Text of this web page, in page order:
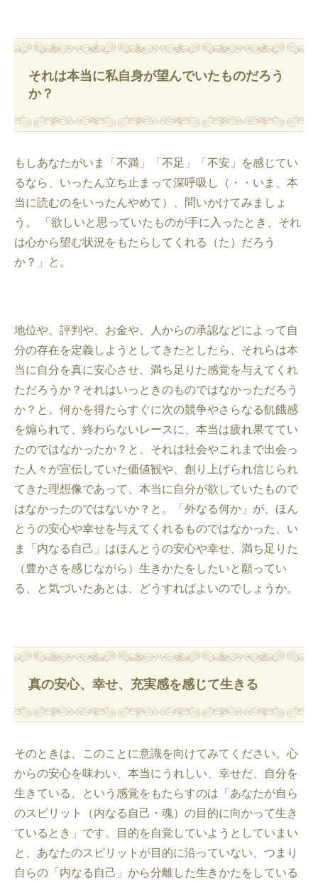
それは本当に私自身が望んでいたものだろう
か？
もしあなたがいま「不満」「不足」「不安」を感じてい
るなら、いったん立ち止まって深呼吸し（・・いま、本
当に読むのをいったんやめて）、問いかけてみましょ
う。 「欲しいと思っていたものが手に入ったとき、それ
は心から望む状況をもたらしてくれる（た）だろう
か？」と。
地位や、評判や、お金や、人からの承認などによって自
分の存在を定義しようとしてきたとしたら、それらは本
当に自分を真に安心させ、満ち足りた感覚を与えてくれ
ただろうか？それはいっときのものではなかっただろう
か？と。何かを得たらすぐに次の競争やさらなる飢餓感
を煽られて、終わらないレースに、本当は疲れ果ててい
たのではなかったか？と。それは社会やこれまで出会っ
た人々が宣伝していた価値観や、創り上げられ信じられ
てきた理想像であって、本当に自分が欲していたもので
はなかったのではないか？と。「外なる何か」が、ほん
とうの安心や幸せを与えてくれるものではなかった、い
ま「内なる自己」はほんとうの安心や幸せ、満ち足りた
（豊かさを感じながら）生きかたをしたいと願ってい
る、と気づいたあとは、どうすればよいのでしょうか。
真の安心、幸せ、充実感を感じて生きる
そのときは、このことに意識を向けてみてください。心
からの安心を味わい、本当にうれしい、幸せだ、自分を
生きている、という感覚をもたらすのは「あなたが自ら
のスピリット（内なる自己・魂）の目的に向かって生き
ているとき」です。目的を自覚していようとしていまい
と、あなたのスピリットが目的に沿っていない、つまり
自らの「内なる自己」から分離した生きかたをしている